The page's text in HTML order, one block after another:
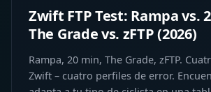
Zwift FTP Test: Rampa vs.
The Grade vs. zFTP (2026)
Rampa, 20 min, The Grade, zFTP.
Zwift – cuatro perfiles de error.